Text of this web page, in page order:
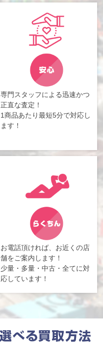
専門スタッフによる迅速かつ
正直な査定！
1商品あたり最短5分で対応し
ます！
お電話頂ければ、お近くの店
舗をご案内します！
少量・多量・中古・全てに対
応しています！